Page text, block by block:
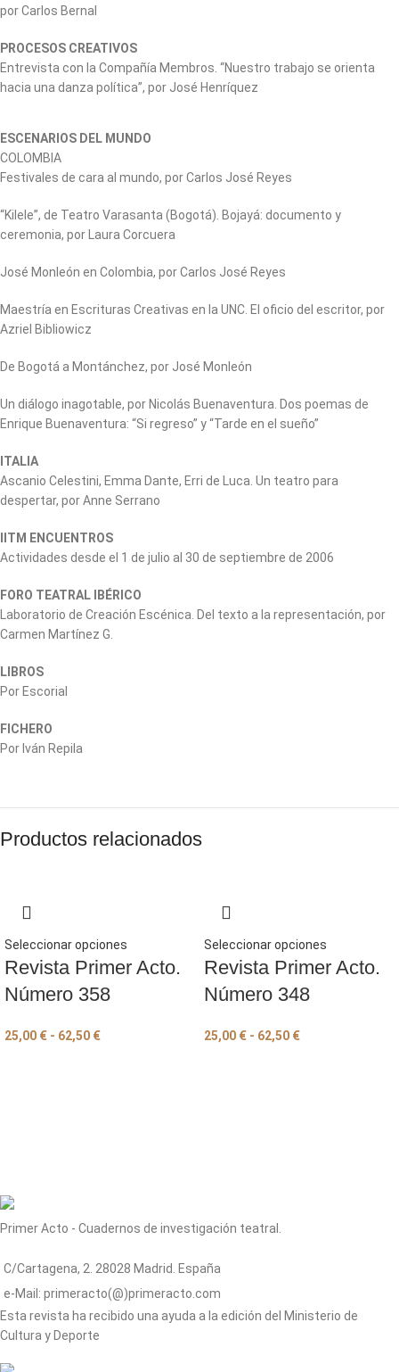
por Carlos Bernal
PROCESOS CREATIVOS
Entrevista con la Compañía Membros. “Nuestro trabajo se orienta
hacia una danza política”, por José Henríquez
ESCENARIOS DEL MUNDO
COLOMBIA
Festivales de cara al mundo, por Carlos José Reyes
“Kilele”, de Teatro Varasanta (Bogotá). Bojayá: documento y
ceremonia, por Laura Corcuera
José Monleón en Colombia, por Carlos José Reyes
Maestría en Escrituras Creativas en la UNC. El oficio del escritor, por
Azriel Bibliowicz
De Bogotá a Montánchez, por José Monleón
Un diálogo inagotable, por Nicolás Buenaventura. Dos poemas de
Enrique Buenaventura: “Si regreso” y “Tarde en el sueño”
ITALIA
Ascanio Celestini, Emma Dante, Erri de Luca. Un teatro para
despertar, por Anne Serrano
IITM ENCUENTROS
Actividades desde el 1 de julio al 30 de septiembre de 2006
FORO TEATRAL IBÉRICO
Laboratorio de Creación Escénica. Del texto a la representación, por
Carmen Martínez G.
LIBROS
Por Escorial
FICHERO
Por Iván Repila
Productos relacionados
Seleccionar opciones
Revista Primer Acto.
Número 358
25,00 € - 62,50 €
Seleccionar opciones
Revista Primer Acto.
Número 348
25,00 € - 62,50 €
Primer Acto - Cuadernos de investigación teatral.
C/Cartagena, 2. 28028 Madrid. España
e-Mail: primeracto(@)primeracto.com
Esta revista ha recibido una ayuda a la edición del Ministerio de
Cultura y Deporte